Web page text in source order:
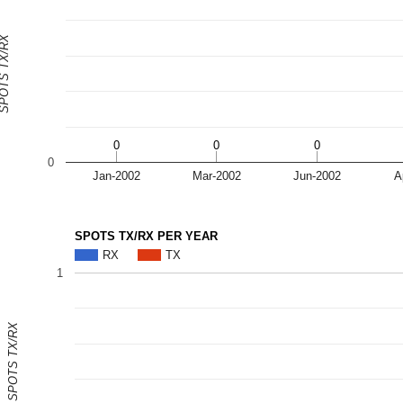
Jan-2002 Mar-2002 Jun-2002
0
0
0 0
0 0
0
SPOTS TX/RX
SPOTS TX/RX PER YEAR
RX
TX
1
SPOTS TX/RX